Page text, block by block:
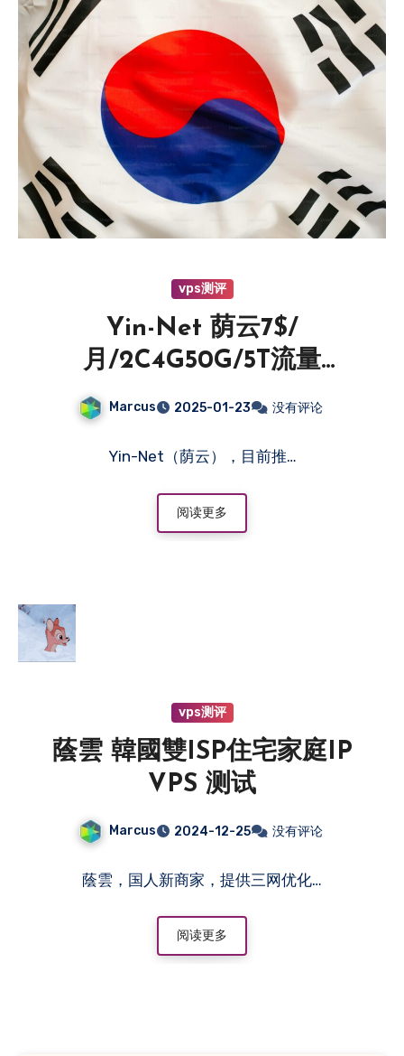
vps测评
Yin-Net 荫云7$/
月/2C4G50G/5T流量
@250Mbps/韩国双ISP住宅
Marcus 2025-01-23 没有评论
Yin-Net（荫云），目前推…
阅读更多
vps测评
蔭雲 韓國雙ISP住宅家庭IP
VPS 测试
Marcus 2024-12-25 没有评论
蔭雲，国人新商家，提供三网优化…
阅读更多